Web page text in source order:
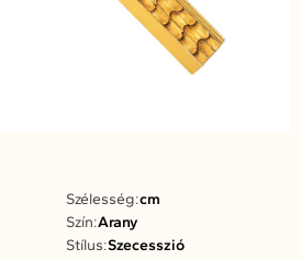
Szélesség:cm
Szín:Arany
Stílus:Szecesszió